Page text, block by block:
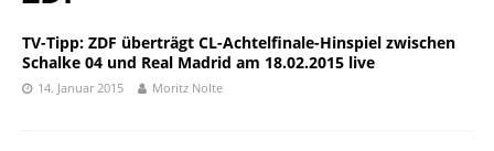
TV-Tipp: ZDF überträgt CL-Achtelfinale-Hinspiel zwischen
Schalke 04 und Real Madrid am 18.02.2015 live
14. Januar 2015 Moritz Nolte